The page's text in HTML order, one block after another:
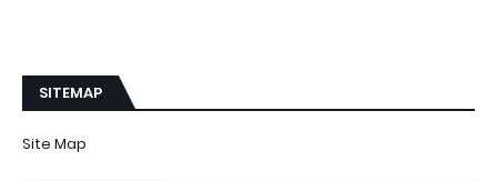
SITEMAP
Site Map